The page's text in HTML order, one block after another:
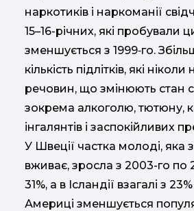
наркотиків і наркоманії
15–16-річних, які пробували
зменшується з 1999‑го.
кількість підлітків, які
речовин, що змінюють стан
зокрема алкоголю, тютюну,
інгалянтів і заспокійливих
У Швеції частка молоді, яка
вживає, зросла з 2003-го по
31%, а в Ісландії взагалі з
Америці зменшується